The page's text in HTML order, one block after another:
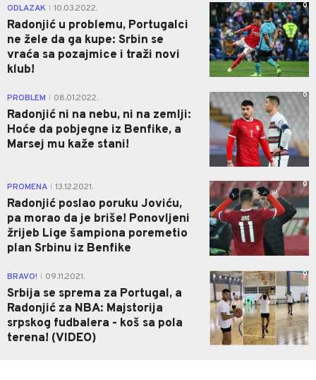
ODLAZAK 10.03.2022.
Radonjić u problemu, Portugalci
ne žele da ga kupe: Srbin se
vraća sa pozajmice i traži novi
klub!
0
PROBLEM 08.01.2022.
Radonjić ni na nebu, ni na zemlji:
Hoće da pobjegne iz Benfike, a
Marsej mu kaže stani!
0
PROMENA 13.12.2021.
Radonjić poslao poruku Joviću,
pa morao da je briše! Ponovljeni
žrijeb Lige šampiona poremetio
plan Srbinu iz Benfike
0
BRAVO! 09.11.2021.
Srbija se sprema za Portugal, a
Radonjić za NBA: Majstorija
srpskog fudbalera - koš sa pola
terena! (VIDEO)
0